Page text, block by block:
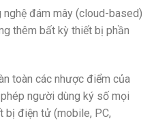
đám mây (cloud-based)
thêm bất kỳ thiết bị phần
toàn các nhược điểm của
người dùng ký số mọi
bị điện tử (mobile, PC,